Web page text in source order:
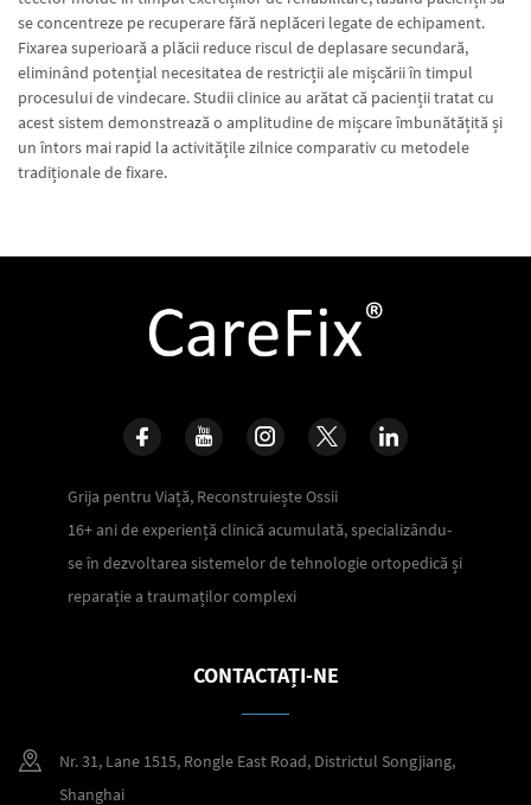
se concentreze pe recuperare fără neplăceri legate de echipament.
Fixarea superioară a plăcii reduce riscul de deplasare secundară,
eliminând potențial necesitatea de restricții ale mișcării în timpul
procesului de vindecare. Studii clinice au arătat că pacienții tratat cu
acest sistem demonstrează o amplitudine de mișcare îmbunătățită și
un întors mai rapid la activitățile zilnice comparativ cu metodele
tradiționale de fixare.
Grija pentru Viață, Reconstruiește Ossii
16+ ani de experiență clinică acumulată, specializându-
se în dezvoltarea sistemelor de tehnologie ortopedică și
reparație a traumaților complexi
CONTACTAȚI-NE
Nr. 31, Lane 1515, Rongle East Road, Districtul Songjiang,
Shanghai